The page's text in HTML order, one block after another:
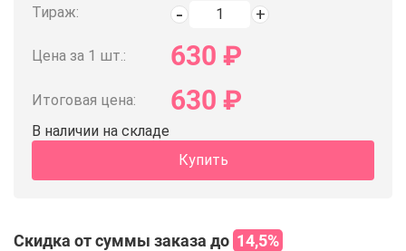
Тираж:
Цена за 1 шт.: 630 ₽
Итоговая цена: 630 ₽
В наличии на складе
Купить
Скидка от суммы заказа до 14,5%